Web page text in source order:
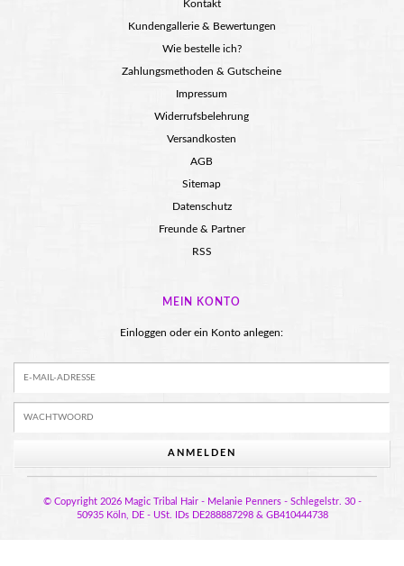
Kontakt
Kundengallerie & Bewertungen
Wie bestelle ich?
Zahlungsmethoden & Gutscheine
Impressum
Widerrufsbelehrung
Versandkosten
AGB
Sitemap
Datenschutz
Freunde & Partner
RSS
MEIN KONTO
Einloggen oder ein Konto anlegen:
ANMELDEN
© Copyright 2026 Magic Tribal Hair - Melanie Penners - Schlegelstr. 30 -
50935 Köln, DE - USt. IDs DE288887298 & GB410444738